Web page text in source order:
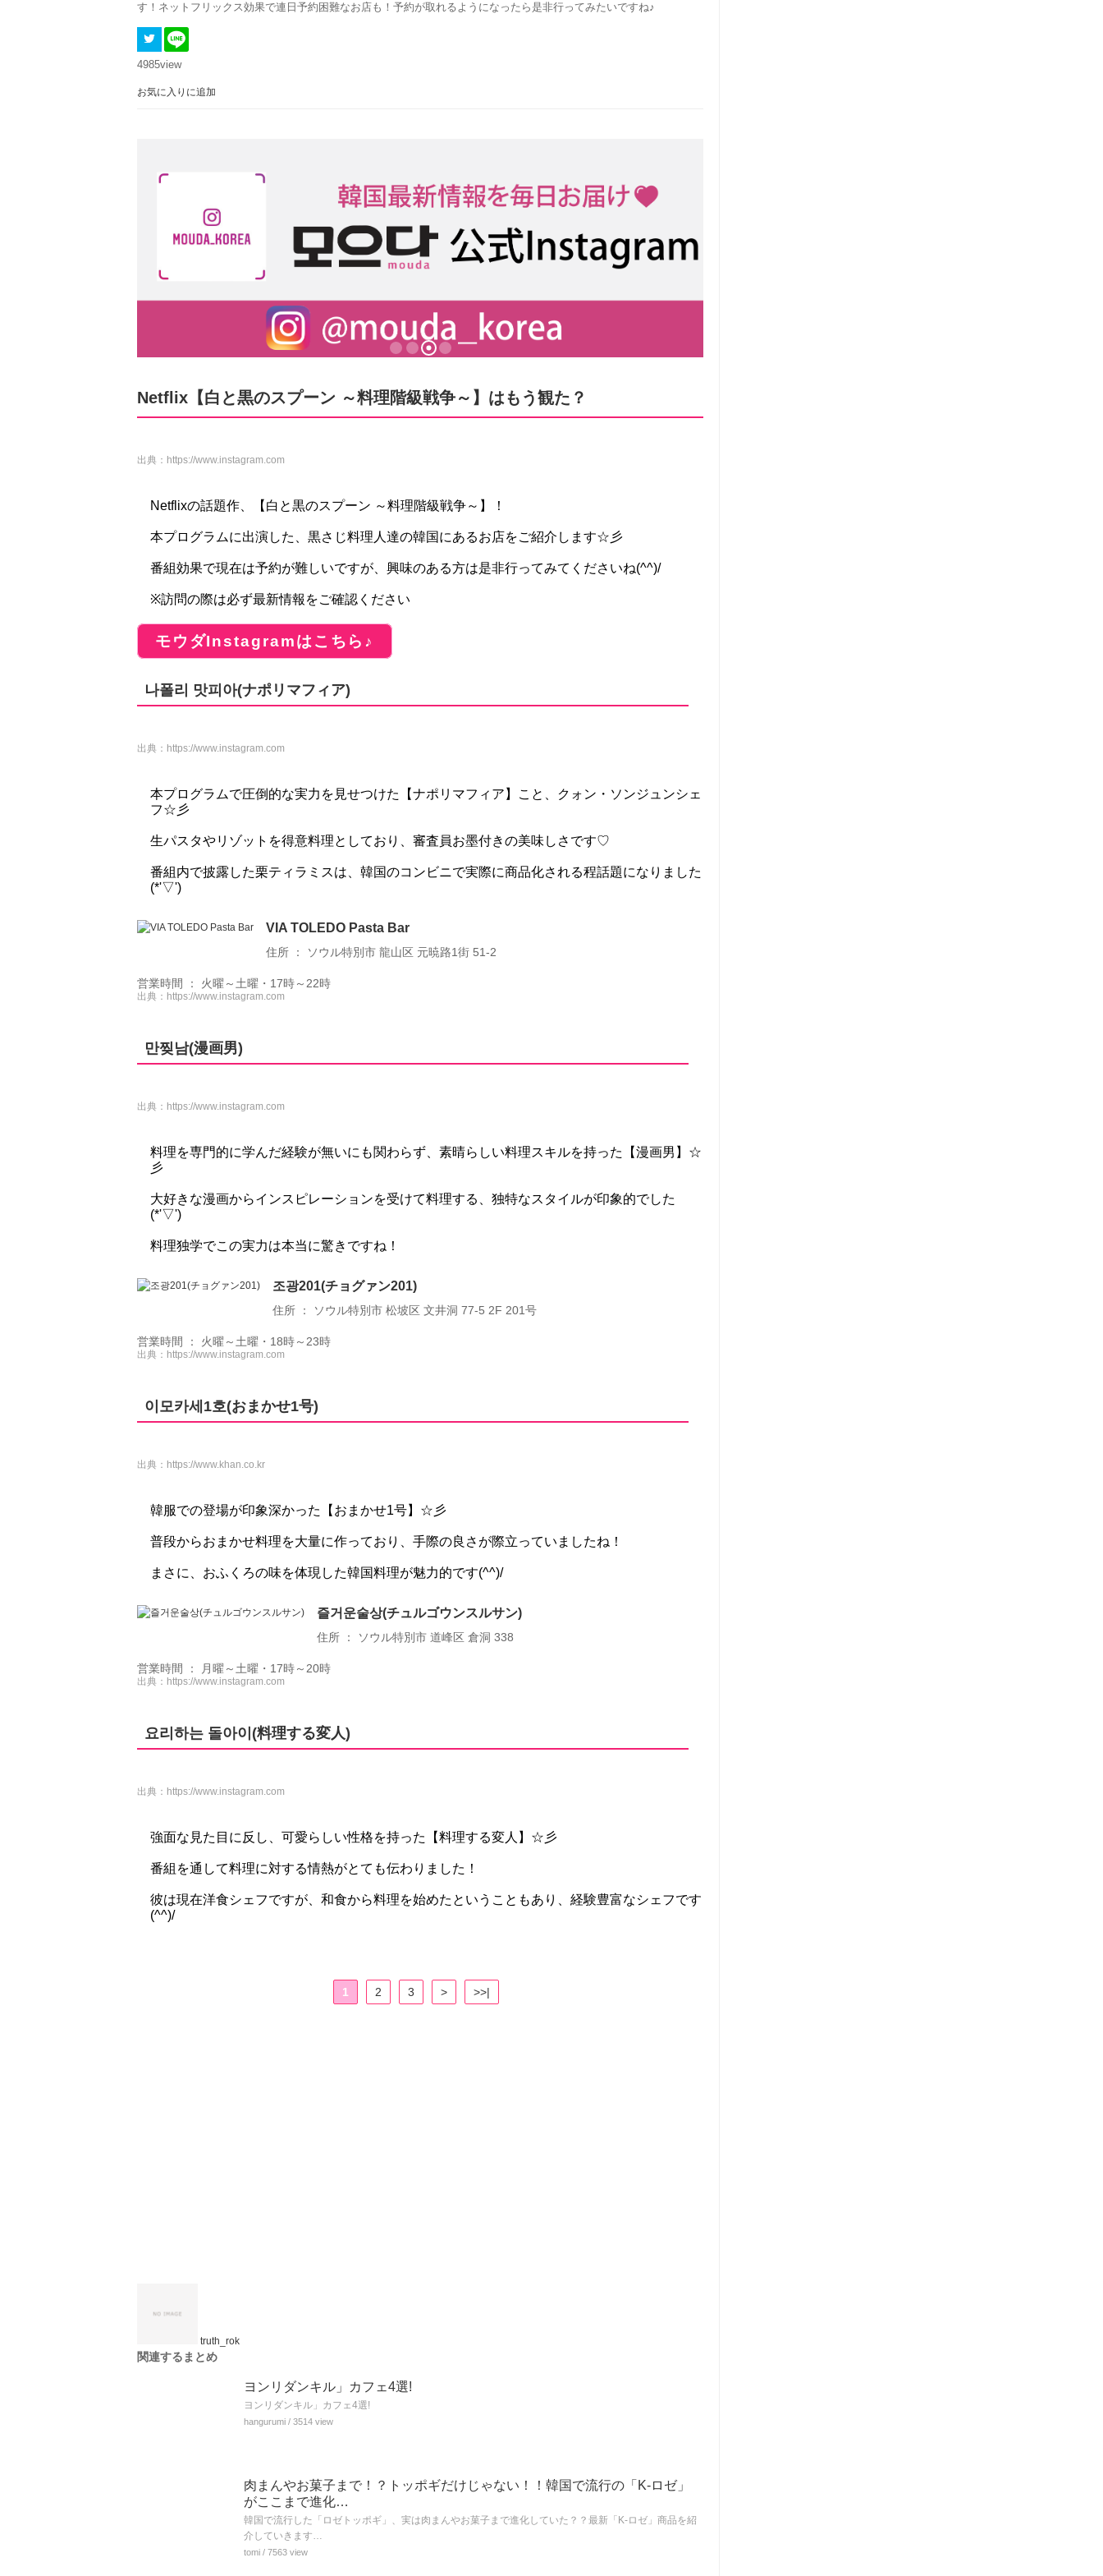
す！ネットフリックス効果で連日予約困難なお店も！予約が取れるようになったら是非行ってみたいですね♪
4985view
お気に入りに追加
Netflix【白と黒のスプーン ～料理階級戦争～】はもう観た？
出典： https://www.instagram.com
Netflixの話題作、【白と黒のスプーン ～料理階級戦争～】！
本プログラムに出演した、黒さじ料理人達の韓国にあるお店をご紹介します☆彡
番組効果で現在は予約が難しいですが、興味のある方は是非行ってみてくださいね(^^)/
※訪問の際は必ず最新情報をご確認ください
モウダInstagramはこちら♪
나폴리 맛피아(ナポリマフィア)
出典： https://www.instagram.com
本プログラムで圧倒的な実力を見せつけた【ナポリマフィア】こと、クォン・ソンジュンシェ
フ☆彡
生パスタやリゾットを得意料理としており、審査員お墨付きの美味しさです♡
番組内で披露した栗ティラミスは、韓国のコンビニで実際に商品化される程話題になりました
(*'▽')
VIA TOLEDO Pasta Bar
住所 ： ソウル特別市 龍山区 元暁路1街 51-2
営業時間 ： 火曜～土曜・17時～22時
出典： https://www.instagram.com
만찢남(漫画男)
出典： https://www.instagram.com
料理を専門的に学んだ経験が無いにも関わらず、素晴らしい料理スキルを持った【漫画男】☆
彡
大好きな漫画からインスピレーションを受けて料理する、独特なスタイルが印象的でした
(*'▽')
料理独学でこの実力は本当に驚きですね！
조광201(チョグァン201)
住所 ： ソウル特別市 松坡区 文井洞 77-5 2F 201号
営業時間 ： 火曜～土曜・18時～23時
出典： https://www.instagram.com
이모카세1호(おまかせ1号)
出典： https://www.khan.co.kr
韓服での登場が印象深かった【おまかせ1号】☆彡
普段からおまかせ料理を大量に作っており、手際の良さが際立っていましたね！
まさに、おふくろの味を体現した韓国料理が魅力的です(^^)/
즐거운술상(チュルゴウンスルサン)
住所 ： ソウル特別市 道峰区 倉洞 338
営業時間 ： 月曜～土曜・17時～20時
出典： https://www.instagram.com
요리하는 돌아이(料理する変人)
出典： https://www.instagram.com
強面な見た目に反し、可愛らしい性格を持った【料理する変人】☆彡
番組を通して料理に対する情熱がとても伝わりました！
彼は現在洋食シェフですが、和食から料理を始めたということもあり、経験豊富なシェフです
(^^)/
1 2 3 > >>|
truth_rok
関連するまとめ
ヨンリダンキル」カフェ4選!
ヨンリダンキル」カフェ4選!
hangurumi / 3514 view
肉まんやお菓子まで！？トッポギだけじゃない！！韓国で流行の「K-ロゼ」
がここまで進化…
韓国で流行した「ロゼトッポギ」、実は肉まんやお菓子まで進化していた？？最新「K-ロゼ」商品を紹
介していきます…
tomi / 7563 view